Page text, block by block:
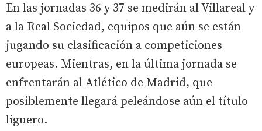
En las jornadas 36 y 37 se medirán al Villareal y
a la Real Sociedad, equipos que aún se están
jugando su clasificación a competiciones
europeas. Mientras, en la última jornada se
enfrentarán al Atlético de Madrid, que
posiblemente llegará peleándose aún el título
liguero.